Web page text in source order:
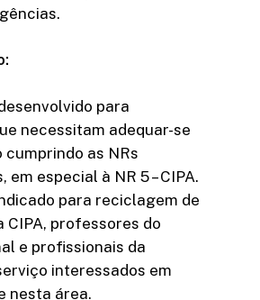
para
necessitam adequar-se
cumprindo as NRs
em especial à NR 5 – CIPA.
para reciclagem de
CIPA, professores do
e profissionais da
interessados em
nesta área.